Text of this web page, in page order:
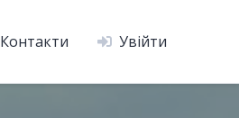
Контакти Увійти